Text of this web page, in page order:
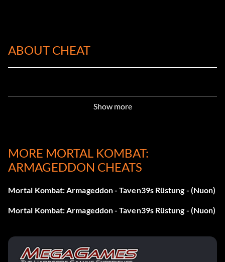
ABOUT CHEAT
Show more
MORE MORTAL KOMBAT:
ARMAGEDDON CHEATS
Mortal Kombat: Armageddon - Taven39s Rüstung - (Nuon)
Mortal Kombat: Armageddon - Taven39s Rüstung - (Nuon)